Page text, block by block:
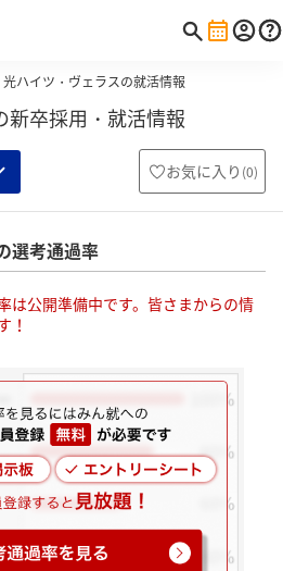
光ハイツ・ヴェラスの就活情報
新卒採用・就活情報
お気に入り (0)
選考通過率
は公開準備中です。皆さまからの情
！